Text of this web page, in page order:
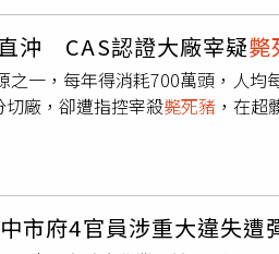
大型細菌培養皿，完全無視基本
塊，看似已死亡一段時間，且其
多時的豬隻，先是以自來水沖
堆著上一頭豬留下的內臟，顯
並非要送化製處理或銷毀，而是
斃，依法屬於一般事業廢棄物
桌上的「佳餚」。提供影片者表
位後在幾經考慮下，仍無法違背
，別出現防疫破口。農業部防檢
鼓勵知情民眾提供確切人事時
多間連鎖餐廳、國際企業的原料
發生灌水牛事件，外部廠商將水
將運輸途中死亡的豬隻拖到牛肉
胸腔，絲毫不顧食品安全，讓屠
師傅作業畫面，以背景判定屠
CTWANT合成）
是指豬
傳染性疾病、運輸緊迫等因素而
與病毒擴散，被食用還會導致嚴
為處理。知情人士透露，他多次
沖 CAS認證大廠宰疑斃
之一，每年得消耗700萬頭，人
切廠，卻遭指控宰殺斃死豬 ，在
市府4官員涉重大違失遭